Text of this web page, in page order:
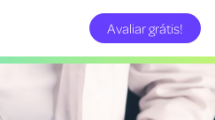
Avaliar grátis!